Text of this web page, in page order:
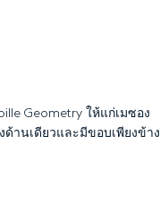
Geometry ให้แก่เมซอง
านเดียวและมีขอบเพียงข้าง